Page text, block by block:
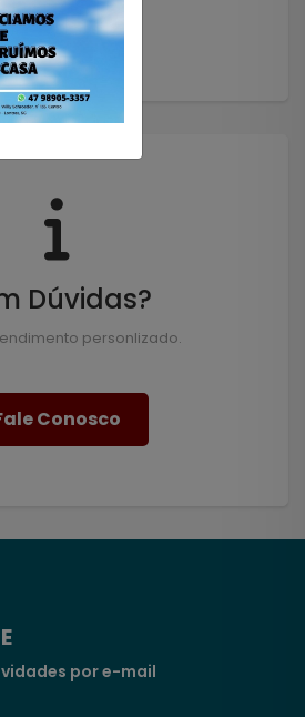
Solicitar
Dúvidas?
personlizado.
Conosco
por e-mail